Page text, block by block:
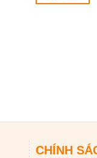
CHÍNH